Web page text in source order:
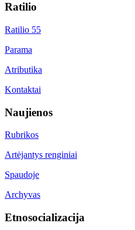
Ratilio
Ratilio 55
Parama
Atributika
Kontaktai
Naujienos
Rubrikos
Artėjantys renginiai
Spaudoje
Archyvas
Etnosocializacija